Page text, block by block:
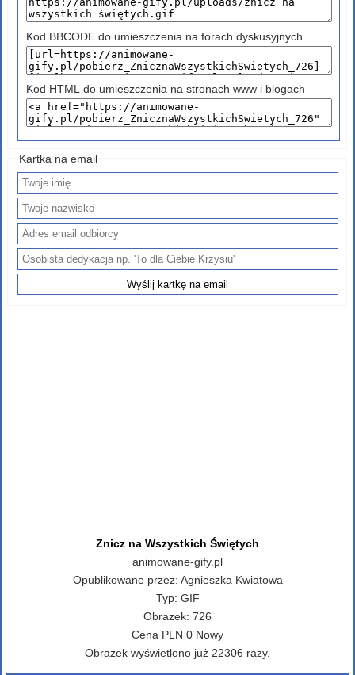
Kod BBCODE do umieszczenia na forach dyskusyjnych
Kod HTML do umieszczenia na stronach www i blogach
Kartka na email
Znicz na Wszystkich Świętych
animowane-gify.pl
Opublikowane przez: Agnieszka Kwiatowa
Typ: GIF
Obrazek: 726
Cena PLN 0 Nowy
Obrazek wyświetlono już 22306 razy.